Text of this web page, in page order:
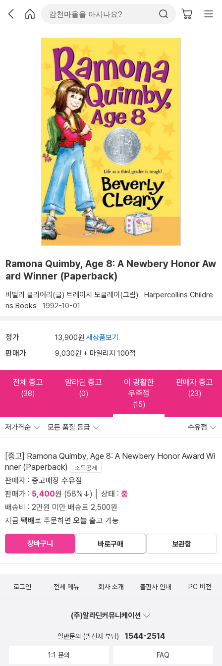
Ramona Quimby, Age 8: A Newbery Honor Aw
ard Winner (Paperback)
비벌리 클리어리(글) 트레이시 도클레이(그림)
Harpercollins Childre
ns Books 1992-10-01
정가 13,900원 새상품보기
판매가 9,030원 + 마일리지 100점
전체 중고
(38)
알라딘 중고
(0)
이 광활한
우주점
(15)
판매자 중고
(23)
저가격순 모든 품질 등급 수유점
[중고] Ramona Quimby, Age 8: A Newbery Honor Award Wi
nner (Paperback)
소득공제
판매자 : 중고매장 수유점
판매가 : 5,400원 (58%↓) │ 상태 : 중
배송비 : 2만원 미만 배송료 2,500원
지금 택배로 주문하면오늘 출고 가능
장바구니 바로구매 보관함
로그인 전체 메뉴 회사 소개 출판사 안내 PC 버전
(주)알라딘커뮤니케이션
일반문의 (발신자 부담) 1544-2514
1:1 문의 FAQ